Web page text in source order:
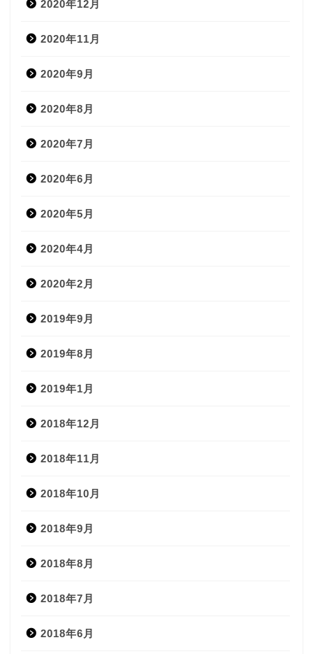
2020年12月
2020年11月
2020年9月
2020年8月
2020年7月
2020年6月
2020年5月
2020年4月
2020年2月
2019年9月
2019年8月
2019年1月
2018年12月
2018年11月
2018年10月
2018年9月
2018年8月
2018年7月
2018年6月